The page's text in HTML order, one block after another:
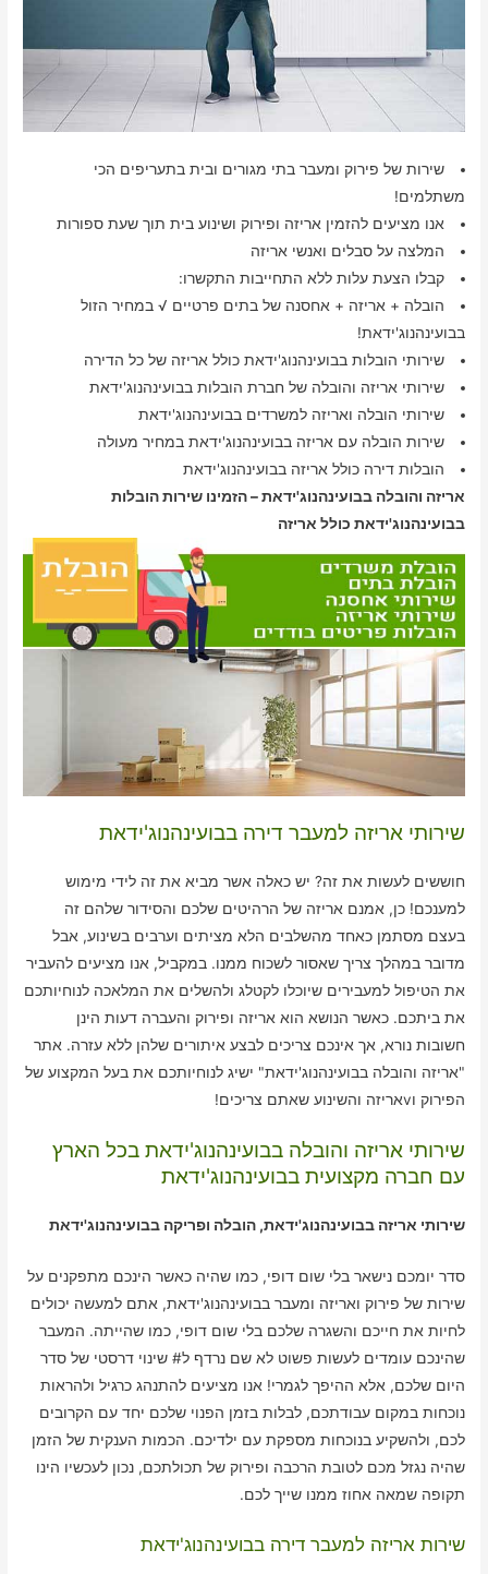
שירות של פירוק ומעבר בתי מגורים ובית בתעריפים הכי
משתלמים!
אנו מציעים להזמין אריזה ופירוק ושינוע בית תוך שעת ספורות
המלצה על סבלים ואנשי אריזה
קבלו הצעת עלות ללא התחייבות התקשרו:
הובלה + אריזה + אחסנה של בתים פרטיים √ במחיר הזול
בבועינהנוג'ידאת!
שירותי הובלות בבועינהנוג'ידאת כולל אריזה של כל הדירה
שירותי אריזה והובלה של חברת הובלות בבועינהנוג'ידאת
שירותי הובלה ואריזה למשרדים בבועינהנוג'ידאת
שירות הובלה עם אריזה בבועינהנוג'ידאת במחיר מעולה
הובלות דירה כולל אריזה בבועינהנוג'ידאת
אריזה והובלה בבועינהנוג'ידאת – הזמינו שירות הובלות
בבועינהנוג'ידאת כולל אריזה
שירותי אריזה למעבר דירה בבועינהנוג'ידאת
חוששים לעשות את זה? יש כאלה אשר מביא את זה לידי מימוש
למענכם! כן, אמנם אריזה של הרהיטים שלכם והסידור שלהם זה
בעצם מסתמן כאחד מהשלבים הלא מציתים וערבים בשינוע, אבל
מדובר במהלך צריך שאסור לשכוח ממנו. במקביל, אנו מציעים להעביר
את הטיפול למעבירים שיוכלו לקטלג ולהשלים את המלאכה לנוחיותכם
את ביתכם. כאשר הנושא הוא אריזה ופירוק והעברה דעות הינן
חשובות נורא, אך אינכם צריכים לבצע איתורים שלהן ללא עזרה. אתר
"אריזה והובלה בבועינהנוג'ידאת" ישיג לנוחיותכם את בעל המקצוע של
הפירוק וvאריזה והשינוע שאתם צריכים!
שירותי אריזה והובלה בבועינהנוג'ידאת בכל הארץ
עם חברה מקצועית בבועינהנוג'ידאת
שירותי אריזה בבועינהנוג'ידאת, הובלה ופריקה בבועינהנוג'ידאת
סדר יומכם נישאר בלי שום דופי, כמו שהיה כאשר הינכם מתפקנים על
שירות של פירוק ואריזה ומעבר בבועינהנוג'ידאת, אתם למעשה יכולים
לחיות את חייכם והשגרה שלכם בלי שום דופי, כמו שהייתה. המעבר
שהינכם עומדים לעשות פשוט לא שם נרדף ל# שינוי דרסטי של סדר
היום שלכם, אלא ההיפך לגמרי! אנו מציעים להתנהג כרגיל ולהראות
נוכחות במקום עבודתכם, לבלות בזמן הפנוי שלכם יחד עם הקרובים
לכם, ולהשקיע בנוכחות מספקת עם ילדיכם. הכמות הענקית של הזמן
שהיה נגזל מכם לטובת הרכבה ופירוק של תכולתכם, נכון לעכשיו הינו
תקופה שמאה אחוז ממנו שייך לכם.
שירות אריזה למעבר דירה בבועינהנוג'ידאת